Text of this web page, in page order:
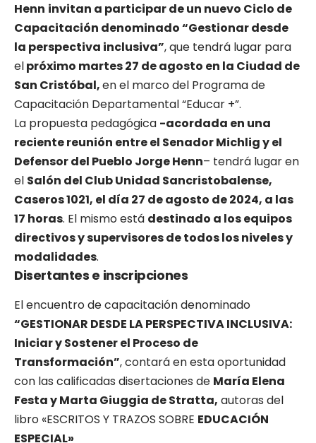
Henn invitan a participar de un nuevo Ciclo de
Capacitación denominado “Gestionar desde
la perspectiva inclusiva”, que tendrá lugar para
elpróximo martes 27 de agosto en la Ciudad de
San Cristóbal,en el marco del Programa de
Capacitación Departamental “Educar +”.
La propuesta pedagógica -acordada en una
reciente reunión entre el Senador Michlig y el
Defensor del Pueblo Jorge Henn– tendrá lugar en
el Salón del Club Unidad Sancristobalense,
Caseros 1021, el día 27 de agosto de 2024, a las
17 horas. El mismo está destinado a los equipos
directivos y supervisores de todos los niveles y
modalidades.
Disertantes e inscripciones
El encuentro de capacitación denominado
“GESTIONAR DESDE LA PERSPECTIVA INCLUSIVA:
Iniciar y Sostener el Proceso de
Transformación”, contará en esta oportunidad
con las calificadas disertaciones de María Elena
Festa y Marta Giuggia de Stratta, autoras del
libro «ESCRITOS Y TRAZOS SOBRE EDUCACIÓN
ESPECIAL»